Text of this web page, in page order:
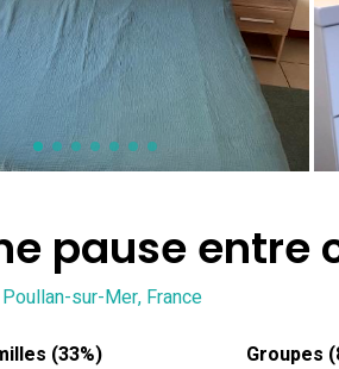
pause entre
sur-Mer, France
(33%) Groupes